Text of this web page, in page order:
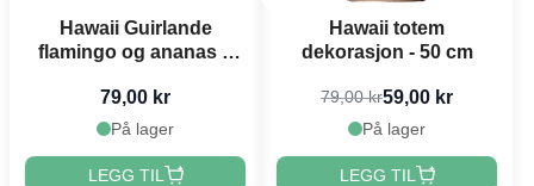
Hawaii Guirlande
flamingo og ananas 2
79,00 kr
På lager
LEGG TIL
Hawaii totem
dekorasjon - 50 cm
79,00 kr59,00 kr
På lager
LEGG TIL